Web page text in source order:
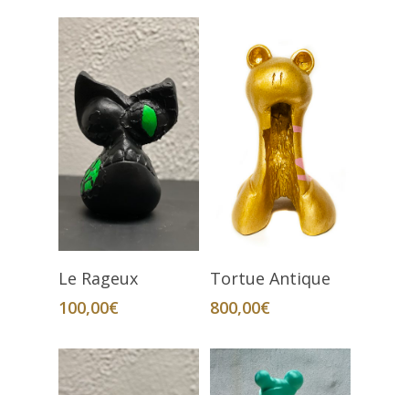
Le Rageux
100,00€
Tortue Antique
800,00€